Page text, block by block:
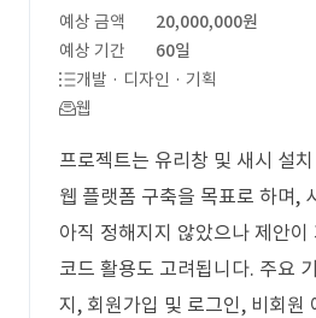
예상 금액
20,000,000원
예상 기간
60일
개발 · 디자인 · 기획
웹
프로젝트는 유리창 및 새시 설
웹 플랫폼 구축을 목표로 하며,
아직 정해지지 않았으나 제안이
코드 활용도 고려됩니다. 주요
지, 회원가입 및 로그인, 비회원